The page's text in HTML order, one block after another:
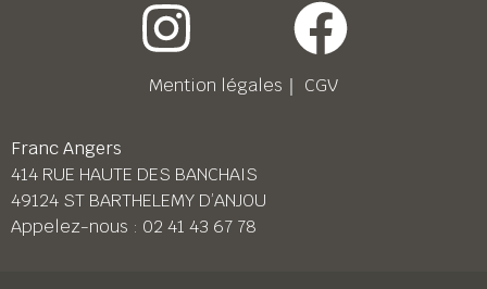
Mention légales ｜ CGV
Franc Angers
414 RUE HAUTE DES BANCHAIS
49124 ST BARTHELEMY D’ANJOU
Appelez-nous : 02 41 43 67 78